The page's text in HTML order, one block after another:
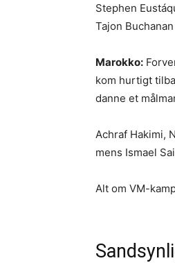
Stephen
Tajon
Marokko:
kom hurtigt
danne et
Achraf Hakimi,
mens Ismael
Alt om VM-